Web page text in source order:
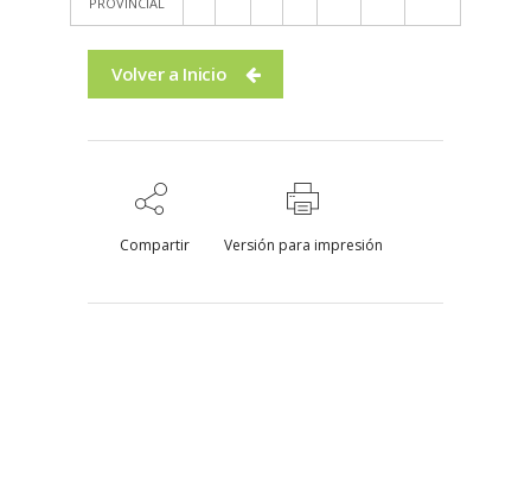
Volver a Inicio
Compartir Versión para impresión